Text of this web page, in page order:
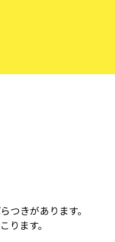
きがあります。
ます。